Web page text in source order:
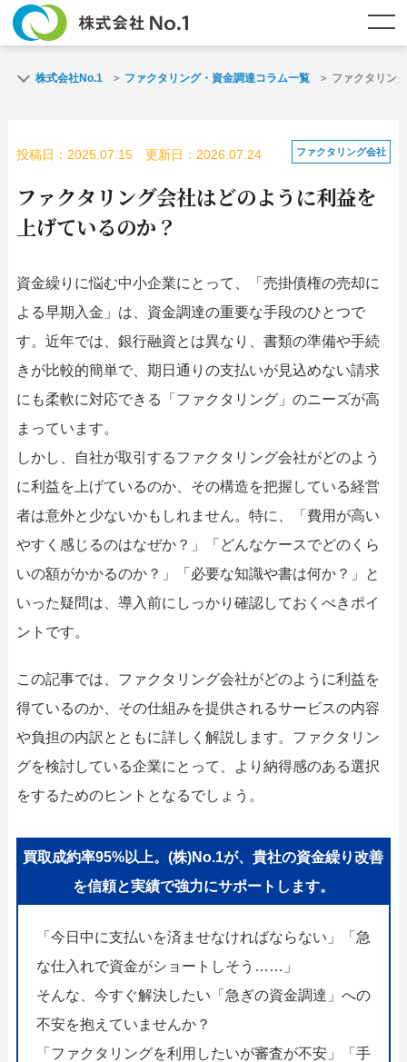
ファクタリングとは？
ファクタリング・資金調達コラム
お電話で
お問合せ
スピード
査定依頼
メールで
お問い合わせ
名古屋支店直通
052-414-4107
福岡支店直通
092-419-2433
おすすめ記事
ファクタリングで即日資金調達するための方法
ファクタリングで通りやすい会社はどういう会社？
株式会社No.1 ファクタリング・資金調達コラム一覧 ファクタリン
投稿日：2025.07.15 更新日：2026.07.24 ファクタリング会社
ファクタリング会社はどのように利益を
上げているのか？
資金繰りに悩む中小企業にとって、「売掛債権の売却に
よる早期入金」は、資金調達の重要な手段のひとつで
す。近年では、銀行融資とは異なり、書類の準備や手続
きが比較的簡単で、期日通りの支払いが見込めない請求
にも柔軟に対応できる「ファクタリング」のニーズが高
まっています。
しかし、自社が取引するファクタリング会社がどのよう
に利益を上げているのか、その構造を把握している経営
者は意外と少ないかもしれません。特に、「費用が高い
やすく感じるのはなぜか？」「どんなケースでどのくら
いの額がかかるのか？」「必要な知識や書は何か？」と
いった疑問は、導入前にしっかり確認しておくべきポイ
ントです。
この記事では、ファクタリング会社がどのように利益を
得ているのか、その仕組みを提供されるサービスの内容
や負担の内訳とともに詳しく解説します。ファクタリン
グを検討している企業にとって、より納得感のある選択
をするためのヒントとなるでしょう。
買取成約率95%以上。(株)No.1が、貴社の資金繰り改善
を信頼と実績で強力にサポートします。
「今日中に支払いを済ませなければならない」「急
な仕入れで資金がショートしそう……」
そんな、今すぐ解決したい「急ぎの資金調達」への
不安を抱えていませんか？
「ファクタリングを利用したいが審査が不安」「手